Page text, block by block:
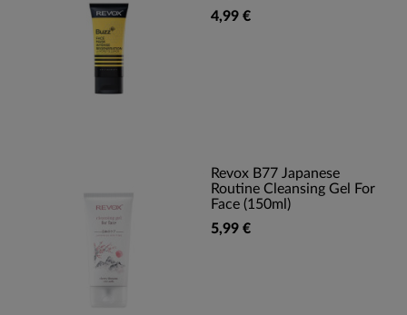
4,99 €
Revox B77 Japanese
Routine Cleansing Gel For
Face (150ml)
5,99 €